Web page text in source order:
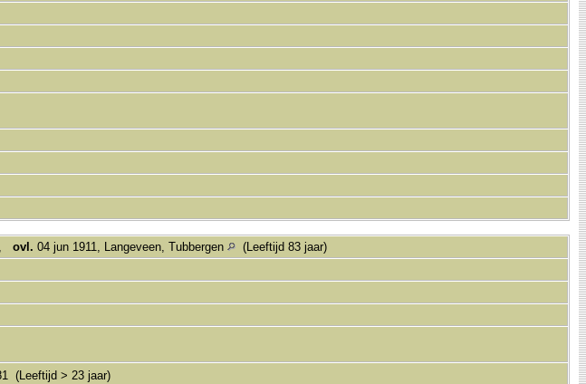
, ovl. 04 jun 1911, Langeveen, Tubbergen
(Leeftijd 83 jaar)
(Leeftijd > 23 jaar)